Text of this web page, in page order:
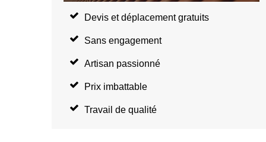
Devis et déplacement gratuits
Sans engagement
Artisan passionné
Prix imbattable
Travail de qualité